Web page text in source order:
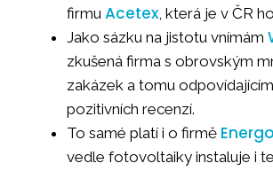
firmu Acetex, která je v ČR
Jako sázku na jistotu vnímám
zkušená firma s obrovským
zakázek a tomu
pozitivních recenzí.
To samé platí i o firmě
vedle fotovoltaiky instaluje i